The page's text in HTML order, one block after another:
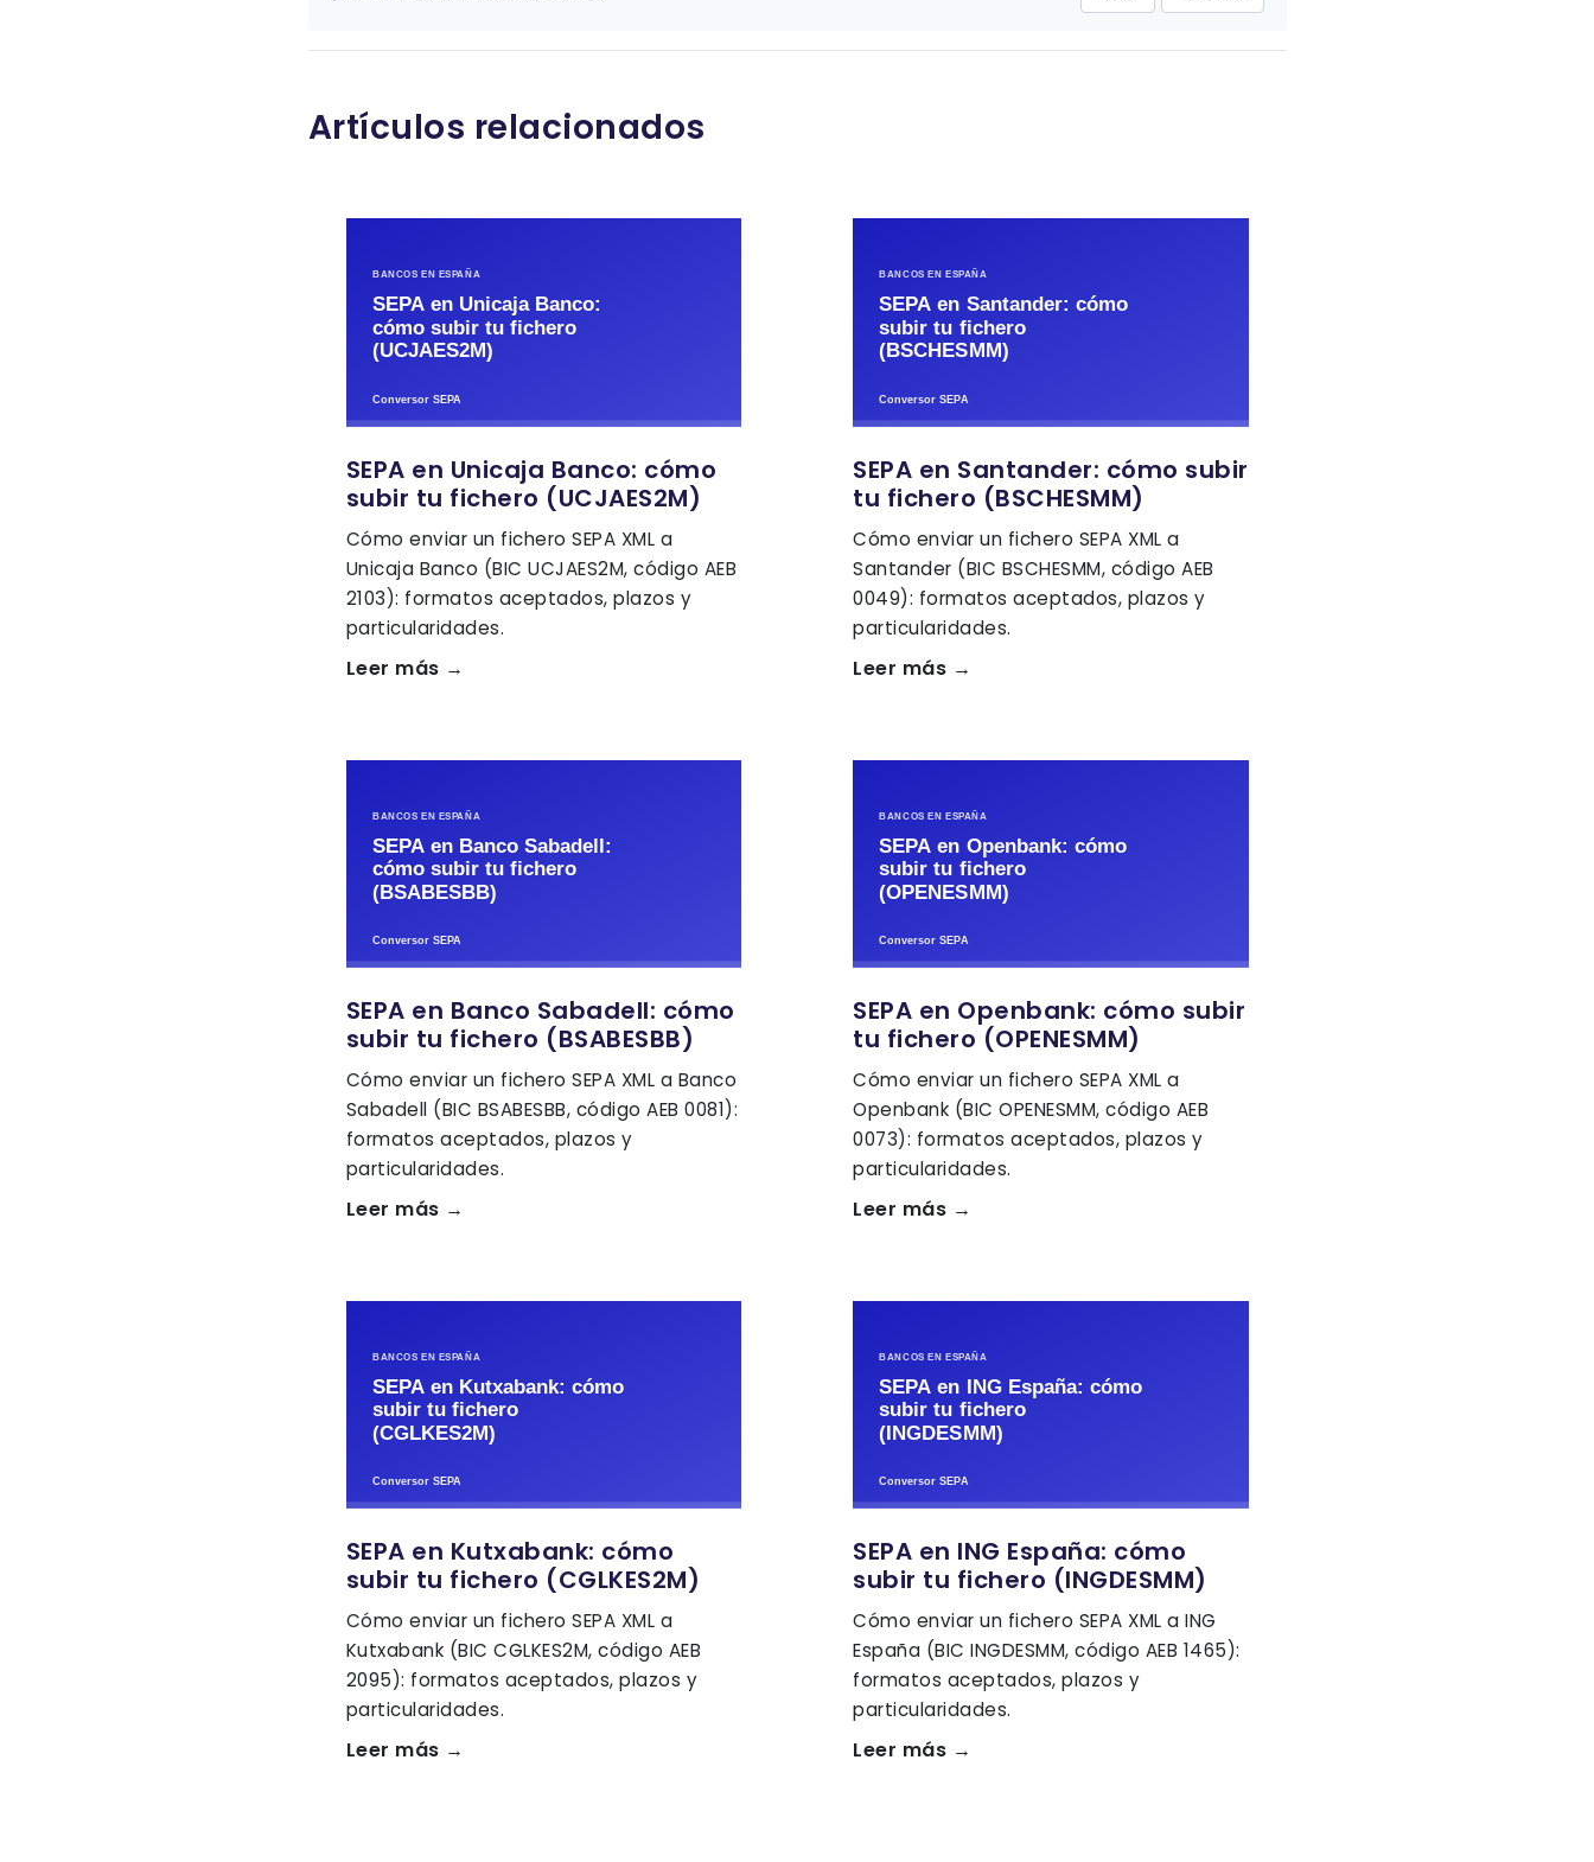
Artículos relacionados
SEPA en Unicaja Banco: cómo
subir tu fichero (UCJAES2M)
Cómo enviar un fichero SEPA XML a
Unicaja Banco (BIC UCJAES2M, código AEB
2103): formatos aceptados, plazos y
particularidades.
Leer más →
SEPA en Santander: cómo subir
tu fichero (BSCHESMM)
Cómo enviar un fichero SEPA XML a
Santander (BIC BSCHESMM, código AEB
0049): formatos aceptados, plazos y
particularidades.
Leer más →
SEPA en Banco Sabadell: cómo
subir tu fichero (BSABESBB)
Cómo enviar un fichero SEPA XML a Banco
Sabadell (BIC BSABESBB, código AEB 0081):
formatos aceptados, plazos y
particularidades.
Leer más →
SEPA en Openbank: cómo subir
tu fichero (OPENESMM)
Cómo enviar un fichero SEPA XML a
Openbank (BIC OPENESMM, código AEB
0073): formatos aceptados, plazos y
particularidades.
Leer más →
SEPA en Kutxabank: cómo
subir tu fichero (CGLKES2M)
Cómo enviar un fichero SEPA XML a
Kutxabank (BIC CGLKES2M, código AEB
2095): formatos aceptados, plazos y
particularidades.
Leer más →
SEPA en ING España: cómo
subir tu fichero (INGDESMM)
Cómo enviar un fichero SEPA XML a ING
España (BIC INGDESMM, código AEB 1465):
formatos aceptados, plazos y
particularidades.
Leer más →